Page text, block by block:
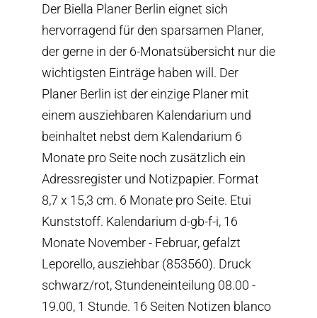
Der Biella Planer Berlin eignet sich
hervorragend für den sparsamen Planer,
der gerne in der 6-Monatsübersicht nur die
wichtigsten Einträge haben will. Der
Planer Berlin ist der einzige Planer mit
einem ausziehbaren Kalendarium und
beinhaltet nebst dem Kalendarium 6
Monate pro Seite noch zusätzlich ein
Adressregister und Notizpapier. Format
8,7 x 15,3 cm. 6 Monate pro Seite. Etui
Kunststoff. Kalendarium d-gb-f-i, 16
Monate November - Februar, gefalzt
Leporello, ausziehbar (853560). Druck
schwarz/rot, Stundeneinteilung 08.00 -
19.00, 1 Stunde. 16 Seiten Notizen blanco